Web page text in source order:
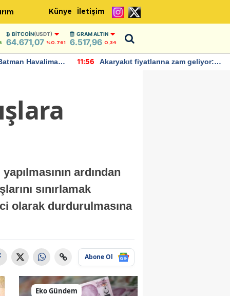
Künye İletişim
BITCOIN(USDT)
64.671,07 %0.761
GRAM ALTIN
6.517,96 0,34
Havalimanı
11:56
Akaryakıt fiyatlarına zam geliyor:
ardından
sınırlamak
olarak durdurulmasına
Abone Ol
Eko Gündem